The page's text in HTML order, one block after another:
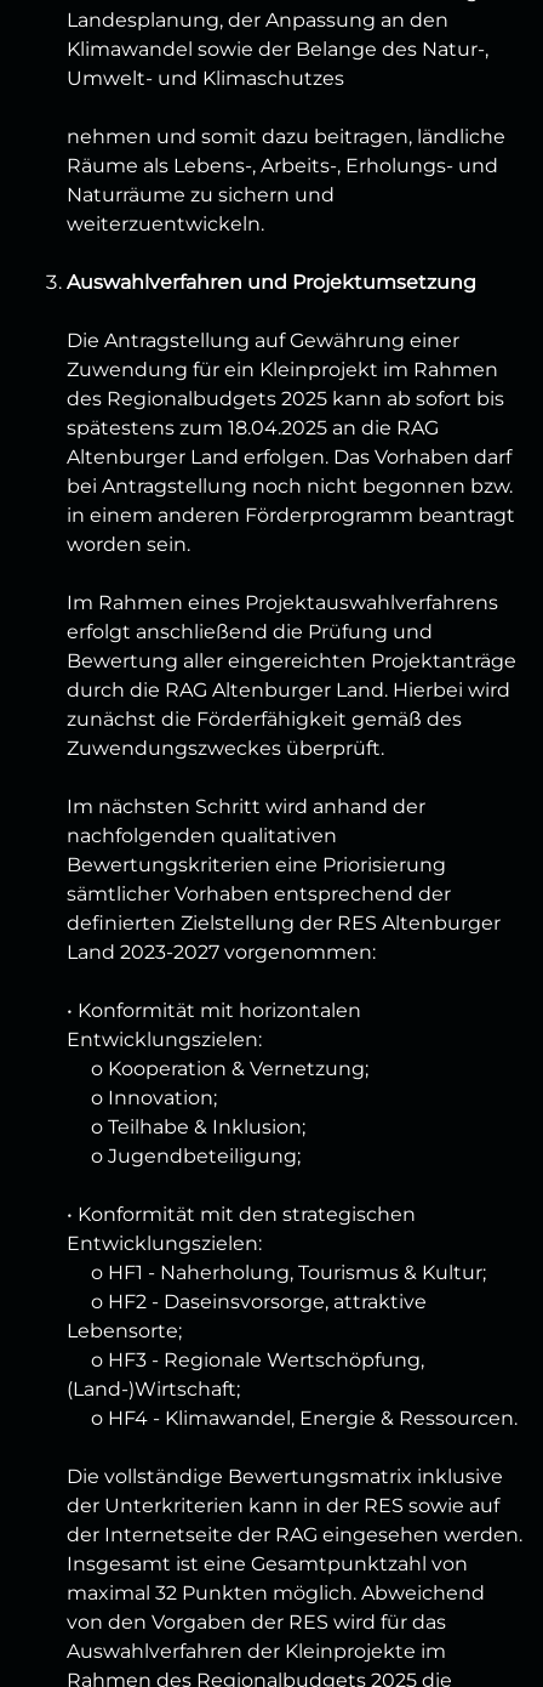
Landesplanung, der Anpassung an den
Klimawandel sowie der Belange des Natur-,
Umwelt- und Klimaschutzes
nehmen und somit dazu beitragen, ländliche
Räume als Lebens-, Arbeits-, Erholungs- und
Naturräume zu sichern und
weiterzuentwickeln.
Auswahlverfahren und Projektumsetzung
Die Antragstellung auf Gewährung einer
Zuwendung für ein Kleinprojekt im Rahmen
des Regionalbudgets 2025 kann ab sofort bis
spätestens zum 18.04.2025 an die RAG
Altenburger Land erfolgen. Das Vorhaben darf
bei Antragstellung noch nicht begonnen bzw.
in einem anderen Förderprogramm beantragt
worden sein.
Im Rahmen eines Projektauswahlverfahrens
erfolgt anschließend die Prüfung und
Bewertung aller eingereichten Projektanträge
durch die RAG Altenburger Land. Hierbei wird
zunächst die Förderfähigkeit gemäß des
Zuwendungszweckes überprüft.
Im nächsten Schritt wird anhand der
nachfolgenden qualitativen
Bewertungskriterien eine Priorisierung
sämtlicher Vorhaben entsprechend der
definierten Zielstellung der RES Altenburger
Land 2023-2027 vorgenommen:
• Konformität mit horizontalen
Entwicklungszielen:
o Kooperation & Vernetzung;
o Innovation;
o Teilhabe & Inklusion;
o Jugendbeteiligung;
• Konformität mit den strategischen
Entwicklungszielen:
o HF1 - Naherholung, Tourismus & Kultur;
o HF2 - Daseinsvorsorge, attraktive
Lebensorte;
o HF3 - Regionale Wertschöpfung,
(Land-)Wirtschaft;
o HF4 - Klimawandel, Energie & Ressourcen.
Die vollständige Bewertungsmatrix inklusive
der Unterkriterien kann in der RES sowie auf
der Internetseite der RAG eingesehen werden.
Insgesamt ist eine Gesamtpunktzahl von
maximal 32 Punkten möglich. Abweichend
von den Vorgaben der RES wird für das
Auswahlverfahren der Kleinprojekte im
Rahmen des Regionalbudgets 2025 die